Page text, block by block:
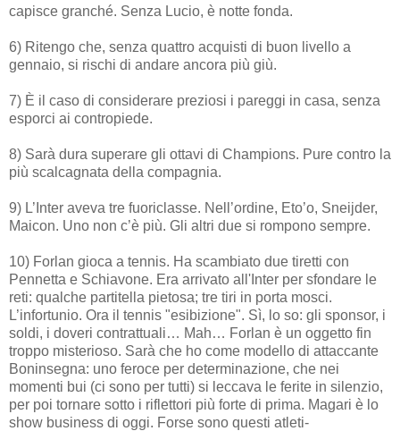
capisce granché. Senza Lucio, è notte fonda.
6) Ritengo che, senza quattro acquisti di buon livello a
gennaio, si rischi di andare ancora più giù.
7) È il caso di considerare preziosi i pareggi in casa, senza
esporci ai contropiede.
8) Sarà dura superare gli ottavi di Champions. Pure contro la
più scalcagnata della compagnia.
9) L’Inter aveva tre fuoriclasse. Nell’ordine, Eto’o, Sneijder,
Maicon. Uno non c’è più. Gli altri due si rompono sempre.
10) Forlan gioca a tennis. Ha scambiato due tiretti con
Pennetta e Schiavone. Era arrivato all'Inter per sfondare le
reti: qualche partitella pietosa; tre tiri in porta mosci.
L’infortunio. Ora il tennis "esibizione". Sì, lo so: gli sponsor, i
soldi, i doveri contrattuali… Mah… Forlan è un oggetto fin
troppo misterioso. Sarà che ho come modello di attaccante
Boninsegna: uno feroce per determinazione, che nei
momenti bui (ci sono per tutti) si leccava le ferite in silenzio,
per poi tornare sotto i riflettori più forte di prima. Magari è lo
show business di oggi. Forse sono questi atleti-